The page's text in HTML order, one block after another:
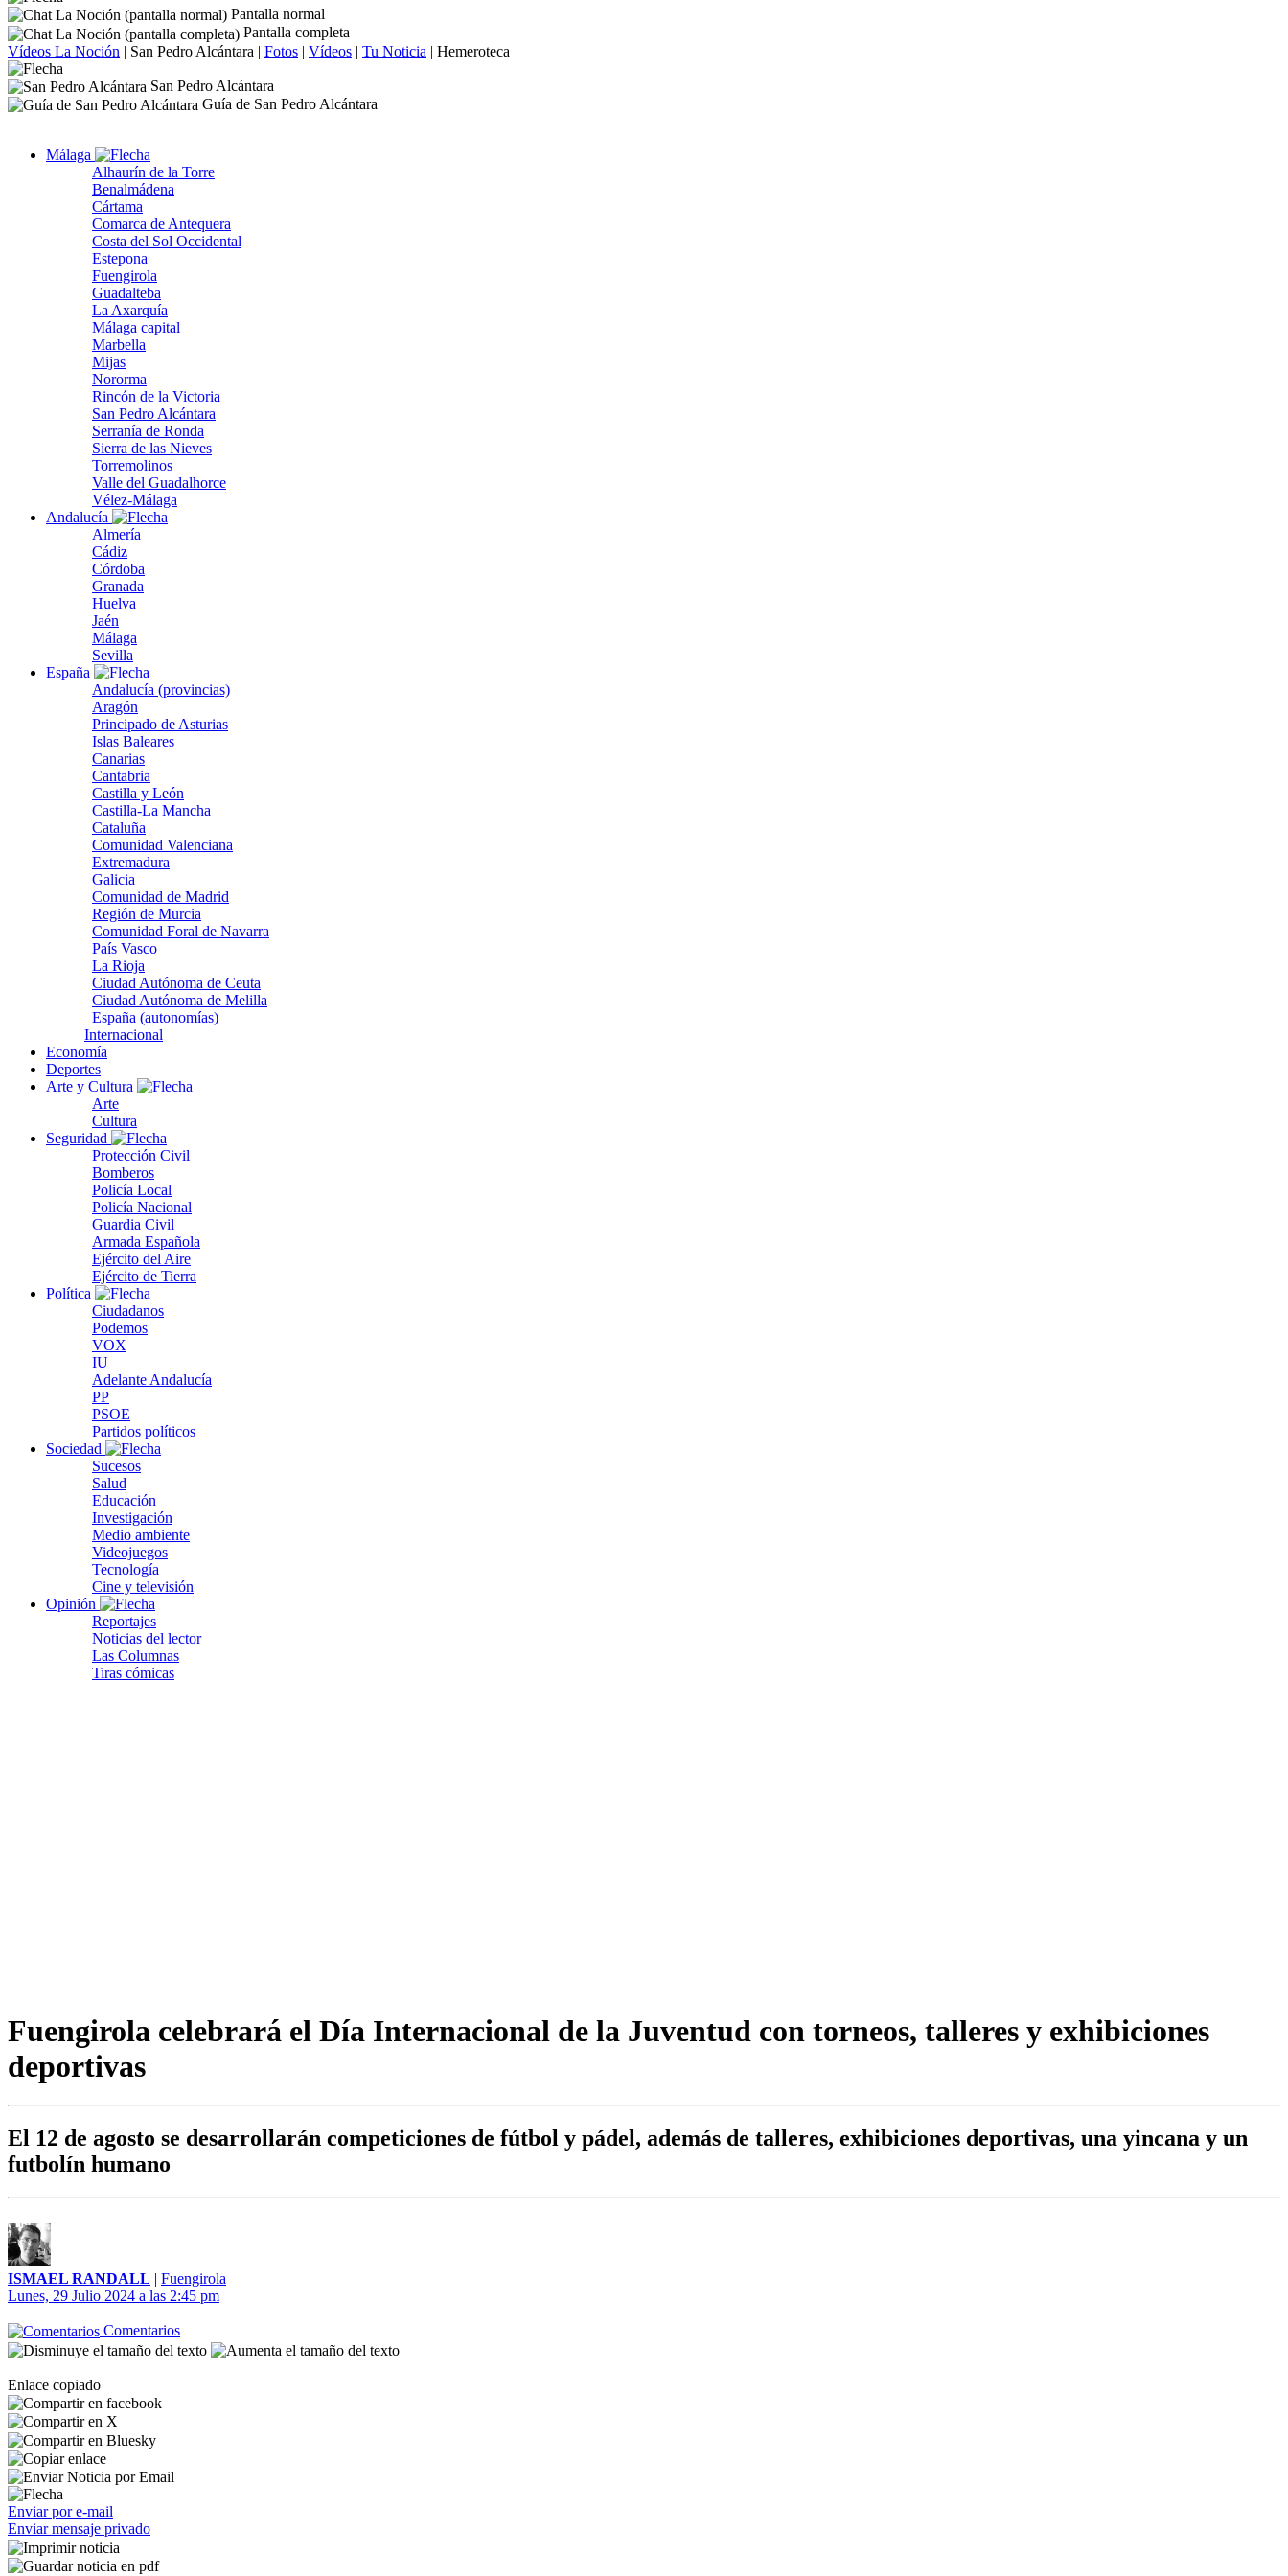
Pantalla normal
Pantalla completa
Vídeos La Noción | San Pedro Alcántara | Fotos | Vídeos | Tu Noticia | Hemeroteca
San Pedro Alcántara
Guía de San Pedro Alcántara
Málaga
Alhaurín de la Torre
Benalmádena
Cártama
Comarca de Antequera
Costa del Sol Occidental
Estepona
Fuengirola
Guadalteba
La Axarquía
Málaga capital
Marbella
Mijas
Nororma
Rincón de la Victoria
San Pedro Alcántara
Serranía de Ronda
Sierra de las Nieves
Torremolinos
Valle del Guadalhorce
Vélez-Málaga
Andalucía
Almería
Cádiz
Córdoba
Granada
Huelva
Jaén
Málaga
Sevilla
España
Andalucía (provincias)
Aragón
Principado de Asturias
Islas Baleares
Canarias
Cantabria
Castilla y León
Castilla-La Mancha
Cataluña
Comunidad Valenciana
Extremadura
Galicia
Comunidad de Madrid
Región de Murcia
Comunidad Foral de Navarra
País Vasco
La Rioja
Ciudad Autónoma de Ceuta
Ciudad Autónoma de Melilla
España (autonomías)
Internacional
Economía
Deportes
Arte y Cultura
Arte
Cultura
Seguridad
Protección Civil
Bomberos
Policía Local
Policía Nacional
Guardia Civil
Armada Española
Ejército del Aire
Ejército de Tierra
Política
Ciudadanos
Podemos
VOX
IU
Adelante Andalucía
PP
PSOE
Partidos políticos
Sociedad
Sucesos
Salud
Educación
Investigación
Medio ambiente
Videojuegos
Tecnología
Cine y televisión
Opinión
Reportajes
Noticias del lector
Las Columnas
Tiras cómicas
Fuengirola celebrará el Día Internacional de la Juventud con torneos, talleres y exhibiciones
deportivas
El 12 de agosto se desarrollarán competiciones de fútbol y pádel, además de talleres, exhibiciones deportivas, una yincana y un
futbolín humano
ISMAEL RANDALL | Fuengirola
Lunes, 29 Julio 2024 a las 2:45 pm
Comentarios
Enlace copiado
Enviar por e-mail
Enviar mensaje privado